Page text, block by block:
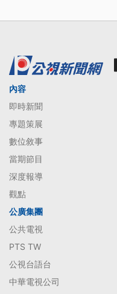
內容
即時新聞
專題策展
數位敘事
當期節目
深度報導
觀點
公廣集團
公共電視
PTS TW
公視台語台
中華電視公司